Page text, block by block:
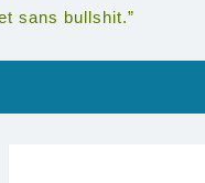
sans bullshit.”